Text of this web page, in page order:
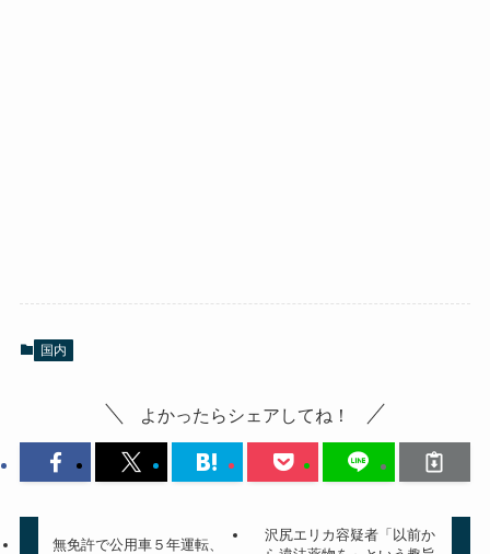
国内
よかったらシェアしてね！
無免許で公用車５年運転、
沢尻エリカ容疑者「以前か